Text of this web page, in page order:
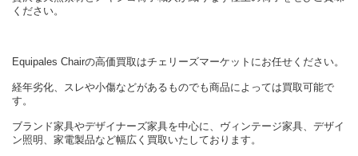
ください。
Equipales Chairの高価買取はチェリーズマーケットにお任せください。
経年劣化、スレや小傷などがあるものでも商品によっては買取可能で
す。
ブランド家具やデザイナーズ家具を中心に、ヴィンテージ家具、デザイ
ン照明、家電製品など幅広く買取いたしております。